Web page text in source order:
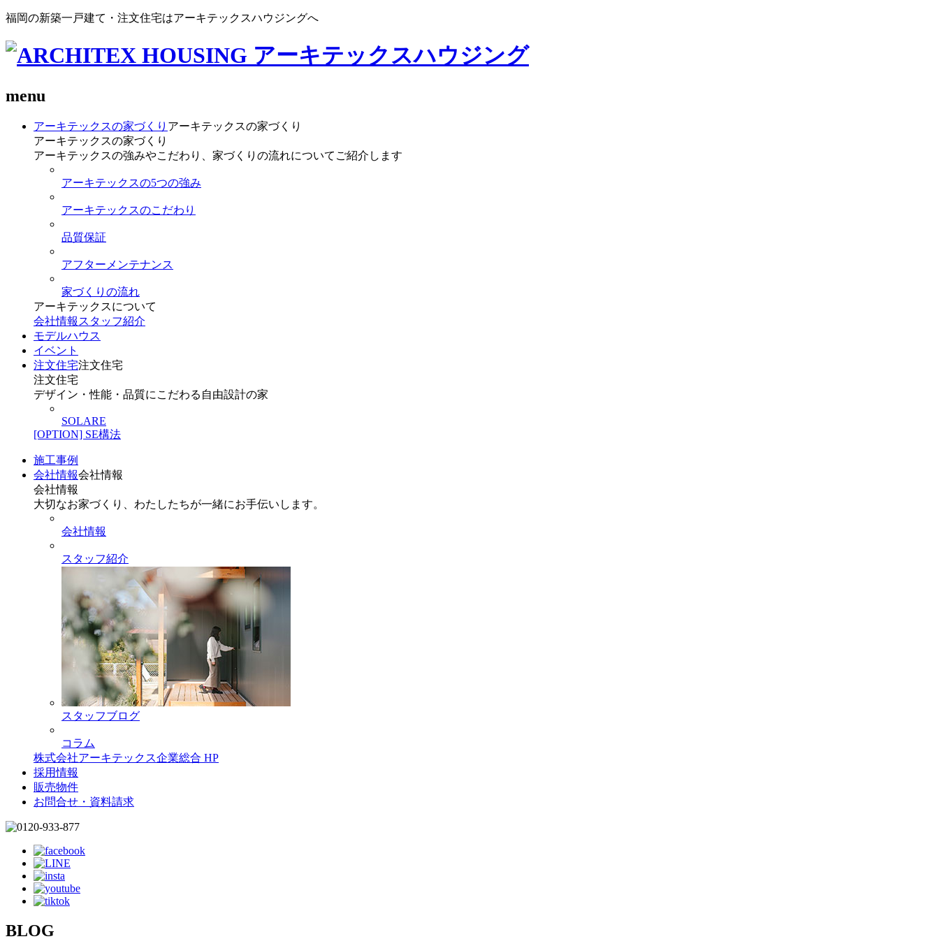
福岡の新築一戸建て・注文住宅はアーキテックスハウジングへ
menu
アーキテックスの家づくり アーキテックスの家づくり
アーキテックスの家づくり
アーキテックスの強みやこだわり、家づくりの流れについてご紹介します
アーキテックスの5つの強み
アーキテックスのこだわり
品質保証
アフターメンテナンス
家づくりの流れ
アーキテックスについて
会社情報 スタッフ紹介
モデルハウス
イベント
注文住宅注文住宅
注文住宅
デザイン・性能・品質にこだわる自由設計の家
SOLARE
[OPTION] SE構法
施工事例
会社情報会社情報
会社情報
大切なお家づくり、わたしたちが一緒にお手伝いします。
会社情報
スタッフ紹介
スタッフブログ
コラム
株式会社アーキテックス企業総合 HP
採用情報
販売物件
お問合せ・資料請求
BLOG